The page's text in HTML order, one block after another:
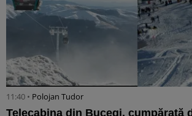
11:40 • Polojan Tudor
Telecabina din Bucegi, cumpărată